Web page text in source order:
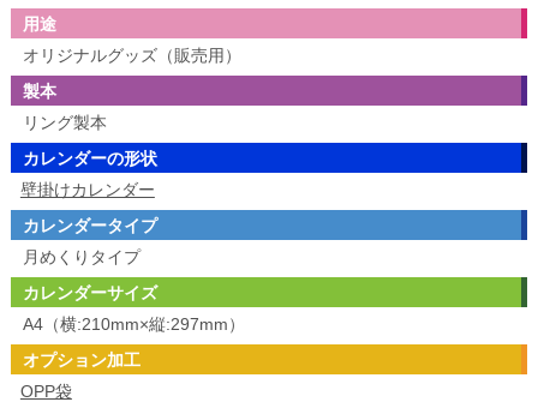
用途
オリジナルグッズ（販売用）
製本
リング製本
カレンダーの形状
壁掛けカレンダー
カレンダータイプ
月めくりタイプ
カレンダーサイズ
A4（横:210mm×縦:297mm）
オプション加工
OPP袋